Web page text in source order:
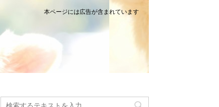
本ページには広告が含まれています